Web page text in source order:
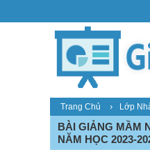
Trang Chủ › Lớp
BÀI GIẢNG MẦM
NĂM HỌC 2023-